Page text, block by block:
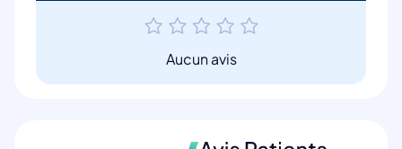
Aucun avis